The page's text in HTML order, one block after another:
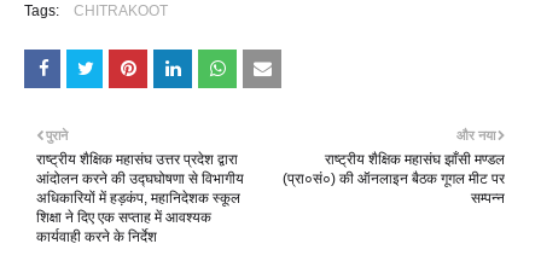
Tags: CHITRAKOOT
और नया
राष्ट्रीय शैक्षिक महासंघ झाँसी मण्डल
(प्रा०सं०) की ऑनलाइन बैठक गूगल मीट पर
सम्पन्न
पुराने
राष्ट्रीय शैक्षिक महासंघ उत्तर प्रदेश द्वारा
आंदोलन करने की उद्घघोषणा से विभागीय
अधिकारियों में हड़कंप, महानिदेशक स्कूल
शिक्षा ने दिए एक सप्ताह में आवश्यक
कार्यवाही करने के निर्देश